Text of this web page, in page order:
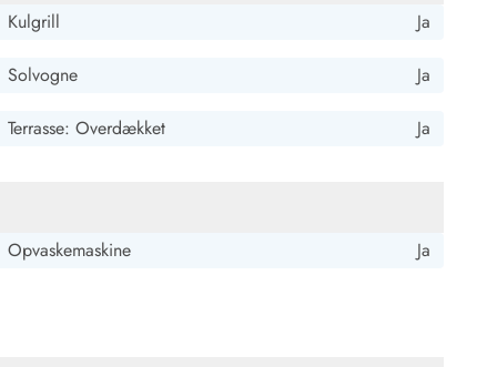
Kulgrill Ja
Solvogne Ja
Terrasse: Overdækket Ja
Opvaskemaskine Ja